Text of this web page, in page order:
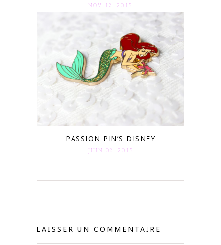
NOV 12. 2015
PASSION PIN’S DISNEY
JUIN 02. 2015
LAISSER UN COMMENTAIRE